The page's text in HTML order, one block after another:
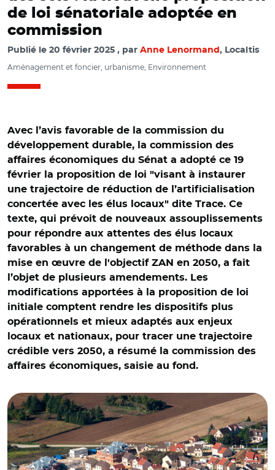
de loi sénatoriale adoptée en
commission
Publié le 20 février 2025 par Anne Lenormand , Localtis
Aménagement et foncier, urbanisme, Environnement
Avec l’avis favorable de la commission du
développement durable, la commission des
affaires économiques du Sénat a adopté ce 19
février la proposition de loi "visant à instaurer
une trajectoire de réduction de l’artificialisation
concertée avec les élus locaux" dite Trace. Ce
texte, qui prévoit de nouveaux assouplissements
pour répondre aux attentes des élus locaux
favorables à un changement de méthode dans la
mise en œuvre de l'objectif ZAN en 2050, a fait
l’objet de plusieurs amendements. Les
modifications apportées à la proposition de loi
initiale comptent rendre les dispositifs plus
opérationnels et mieux adaptés aux enjeux
locaux et nationaux, pour tracer une trajectoire
crédible vers 2050, a résumé la commission des
affaires économiques, saisie au fond.